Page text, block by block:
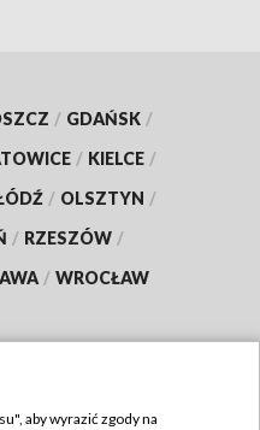
/ GDAŃSK /
/ KIELCE /
/ OLSZTYN /
/ RZESZÓW /
/ WROCŁAW
aby wyrazić zgody na